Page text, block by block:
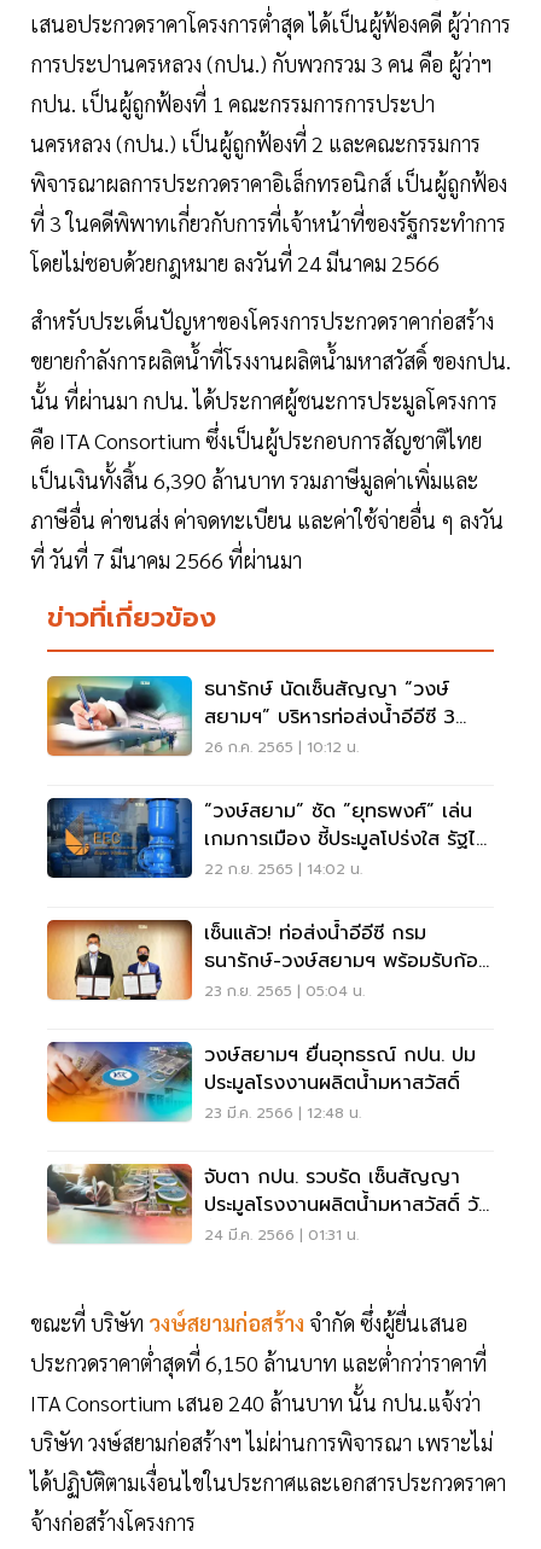
เสนอประกวดราคาโครงการต่ำสุด ได้เป็นผู้ฟ้องคดี ผู้ว่าการ
การประปานครหลวง (กปน.) กับพวกรวม 3 คน คือ ผู้ว่าฯ
กปน. เป็นผู้ถูกฟ้องที่ 1 คณะกรรมการการประปา
นครหลวง (กปน.) เป็นผู้ถูกฟ้องที่ 2 และคณะกรรมการ
พิจารณาผลการประกวดราคาอิเล็กทรอนิกส์ เป็นผู้ถูกฟ้อง
ที่ 3 ในคดีพิพาทเกี่ยวกับการที่เจ้าหน้าที่ของรัฐกระทำการ
โดยไม่ชอบด้วยกฎหมาย ลงวันที่ 24 มีนาคม 2566
สำหรับประเด็นปัญหาของโครงการประกวดราคาก่อสร้าง
ขยายกำลังการผลิตน้ำที่โรงงานผลิตน้ำมหาสวัสดิ์ ของกปน.
นั้น ที่ผ่านมา กปน. ได้ประกาศผู้ชนะการประมูลโครงการ
คือ ITA Consortium ซึ่งเป็นผู้ประกอบการสัญชาติไทย
เป็นเงินทั้งสิ้น 6,390 ล้านบาท รวมภาษีมูลค่าเพิ่มและ
ภาษีอื่น ค่าขนส่ง ค่าจดทะเบียน และค่าใช้จ่ายอื่น ๆ ลงวัน
ที่ วันที่ 7 มีนาคม 2566 ที่ผ่านมา
ข่าวที่เกี่ยวข้อง
ธนารักษ์ นัดเซ็นสัญญา “วงษ์
สยามฯ” บริหารท่อส่งน้ำอีอีซี 3
ส.ค.65
26 ก.ค. 2565 | 10:12 น.
“วงษ์สยาม” ซัด ”ยุทธพงศ์” เล่น
เกมการเมือง ชี้ประมูลโปร่งใส รัฐได้
สูงสุด
22 ก.ย. 2565 | 14:02 น.
เซ็นแล้ว! ท่อส่งน้ำอีอีซี กรม
ธนารักษ์-วงษ์สยามฯ พร้อมรับก้อน
แรก 624 ล้าน
23 ก.ย. 2565 | 05:04 น.
วงษ์สยามฯ ยื่นอุทธรณ์ กปน. ปม
ประมูลโรงงานผลิตน้ำมหาสวัสดิ์
23 มี.ค. 2566 | 12:48 น.
จับตา กปน. รวบรัด เซ็นสัญญา
ประมูลโรงงานผลิตน้ำมหาสวัสดิ์ วัน
นี้
24 มี.ค. 2566 | 01:31 น.
ขณะที่ บริษัท วงษ์สยามก่อสร้าง จำกัด ซึ่งผู้ยื่นเสนอ
ประกวดราคาต่ำสุดที่ 6,150 ล้านบาท และต่ำกว่าราคาที่
ITA Consortium เสนอ 240 ล้านบาท นั้น กปน.แจ้งว่า
บริษัท วงษ์สยามก่อสร้างฯ ไม่ผ่านการพิจารณา เพราะไม่
ได้ปฏิบัติตามเงื่อนไขในประกาศและเอกสารประกวดราคา
จ้างก่อสร้างโครงการ